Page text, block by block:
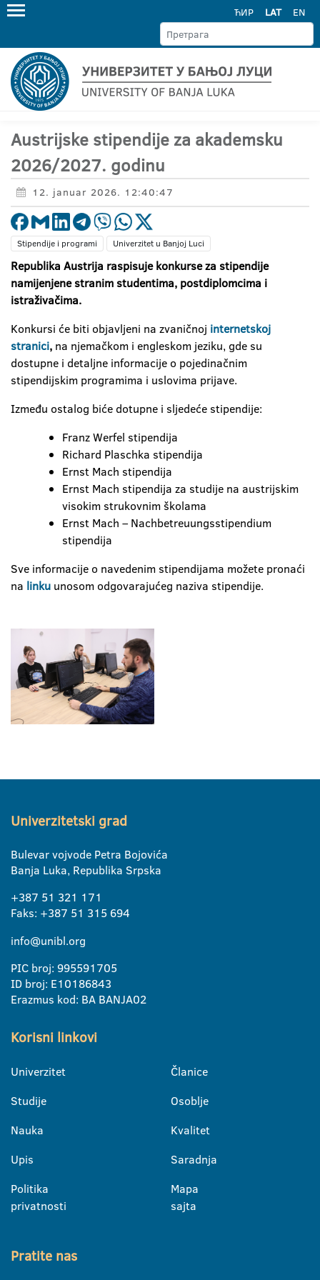
ЋИР LAT EN
Austrijske stipendije za akademsku
2026/2027. godinu
12. januar 2026. 12:40:47
Stipendije i programi Univerzitet u Banjoj Luci
Republika Austrija raspisuje konkurse za stipendije
namijenjenestranim studentima, postdiplomcima i
istraživačima.
Konkursi će biti objavljeni na zvaničnoj internetskoj
stranici, na njemačkom i engleskom jeziku, gde su
dostupne i detaljne informacije o pojedinačnim
stipendijskim programima i uslovima prijave.
Između ostalog biće dotupne i sljedeće stipendije:
Franz Werfel stipendija
Richard Plaschka stipendija
Ernst Mach stipendija
Ernst Mach stipendija za studije na austrijskim
visokim strukovnim školama
Ernst Mach – Nachbetreuungsstipendium
stipendija
Sve informacije o navedenim stipendijama možete pronaći
na linku unosom odgovarajućeg naziva stipendije.
Univerzitetski grad
Bulevar vojvode Petra Bojovića
Banja Luka, Republika Srpska
+387 51 321 171
Faks: +387 51 315 694
info@unibl.org
PIC broj: 995591705
ID broj: E10186843
Erazmus kod: BA BANJA02
Korisni linkovi
Univerzitet
Studije
Nauka
Upis
Politika
privatnosti
Članice
Osoblje
Kvalitet
Saradnja
Mapa
sajta
Pratite nas